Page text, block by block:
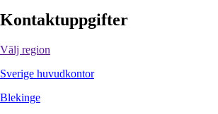
Kontaktuppgifter
Välj region
Sverige huvudkontor
Blekinge